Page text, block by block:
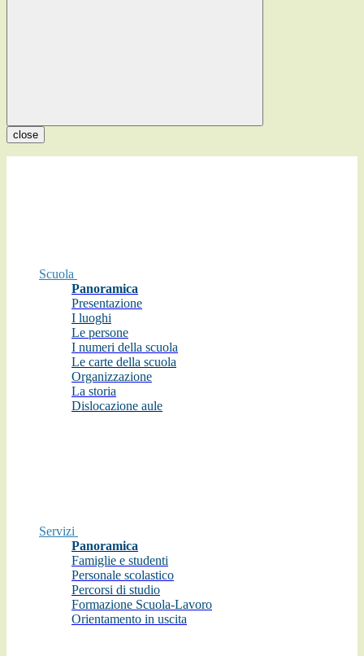
close
Scuola
Panoramica
Presentazione
I luoghi
Le persone
I numeri della scuola
Le carte della scuola
Organizzazione
La storia
Dislocazione aule
Servizi
Panoramica
Famiglie e studenti
Personale scolastico
Percorsi di studio
Formazione Scuola-Lavoro
Orientamento in uscita